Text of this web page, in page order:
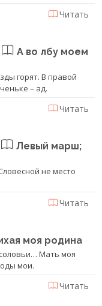
Читать
А во лбу моем
горят. В правой
– ад.
Читать
Левый марш;
не место
Читать
моя родина
Мать моя
мои.
Читать